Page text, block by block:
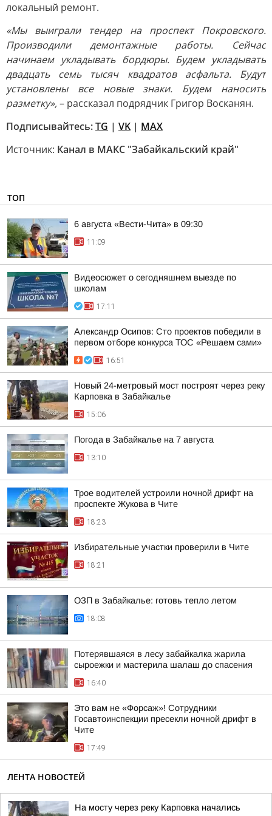
локальный ремонт.
«Мы выиграли тендер на проспект Покровского.
Производили демонтажные работы. Сейчас
начинаем укладывать бордюры. Будем укладывать
двадцать семь тысяч квадратов асфальта. Будут
установлены все новые знаки. Будем наносить
разметку»,– рассказал подрядчик Григор Восканян.
Подписывайтесь:TG | VK | MAX
Источник: Канал в МАКС "Забайкальский край"
ТОП
6 августа «Вести-Чита» в 09:30
11:09
Видеосюжет о сегодняшнем выезде по
школам
17:11
Александр Осипов: Сто проектов победили в
первом отборе конкурса ТОС «Решаем сами»
16:51
Новый 24-метровый мост построят через реку
Карповка в Забайкалье
15:06
Погода в Забайкалье на 7 августа
13:10
Трое водителей устроили ночной дрифт на
проспекте Жукова в Чите
18:23
Избирательные участки проверили в Чите
18:21
ОЗП в Забайкалье: готовь тепло летом
18:08
Потерявшаяся в лесу забайкалка жарила
сыроежки и мастерила шалаш до спасения
16:40
Это вам не «Форсаж»! Сотрудники
Госавтоинспекции пресекли ночной дрифт в
Чите
17:49
ЛЕНТА НОВОСТЕЙ
На мосту через реку Карповка начались